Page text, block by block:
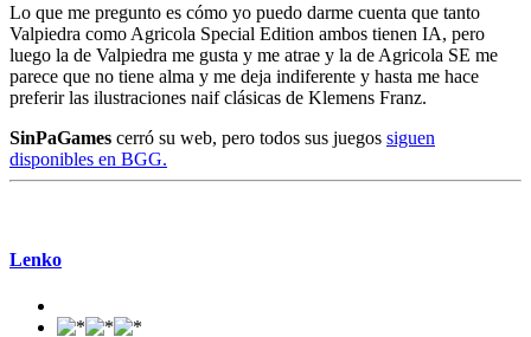
Lo que me pregunto es cómo yo puedo darme cuenta que tanto
Valpiedra como Agricola Special Edition ambos tienen IA, pero
luego la de Valpiedra me gusta y me atrae y la de Agricola SE me
parece que no tiene alma y me deja indiferente y hasta me hace
preferir las ilustraciones naif clásicas de Klemens Franz.
SinPaGames cerró su web, pero todos sus juegos siguen
disponibles en BGG.
Lenko